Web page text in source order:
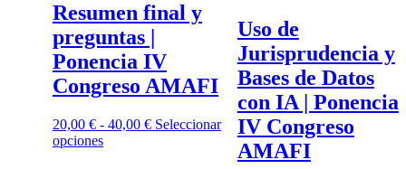
Resumen final y
preguntas |
Ponencia IV
Congreso AMAFI
20,00 € - 40,00 € Seleccionar
opciones
Uso de
Jurisprudencia y
Bases de Datos
con IA | Ponencia
IV Congreso
AMAFI